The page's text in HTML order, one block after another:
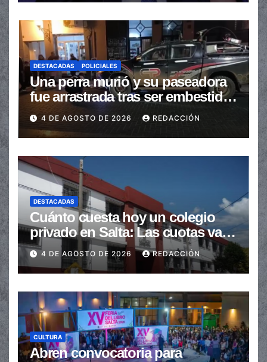
DESTACADAS POLICIALES
Una perra murió y su paseadora
fue arrastrada tras ser embestidas
en la senda peatonal
4 DE AGOSTO DE 2026 REDACCIÓN
DESTACADAS
Cuánto cuesta hoy un colegio
privado en Salta: Las cuotas van
de $110.000 a más de $600.000
4 DE AGOSTO DE 2026 REDACCIÓN
CULTURA
Abren convocatoria para